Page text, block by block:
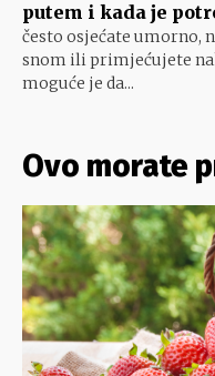
putem i kada je
često osjećate umorno,
snom ili primjećujete
moguće je da...
Ovo morate